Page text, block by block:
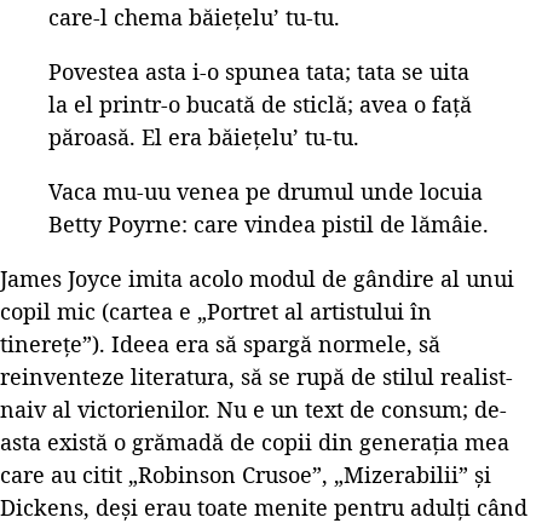
care-l chema băieţelu’ tu-tu.
Povestea asta i-o spunea tata; tata se uita
la el printr-o bucată de sticlă; avea o faţă
păroasă. El era băieţelu’ tu-tu.
Vaca mu-uu venea pe drumul unde locuia
Betty Poyrne: care vindea pistil de lămâie.
James Joyce imita acolo modul de gândire al unui
copil mic (cartea e „Portret al artistului în
tinerețe”). Ideea era să spargă normele, să
reinventeze literatura, să se rupă de stilul realist-
naiv al victorienilor. Nu e un text de consum; de-
asta există o grămadă de copii din generația mea
care au citit „Robinson Crusoe”, „Mizerabilii” și
Dickens, deși erau toate menite pentru adulți când